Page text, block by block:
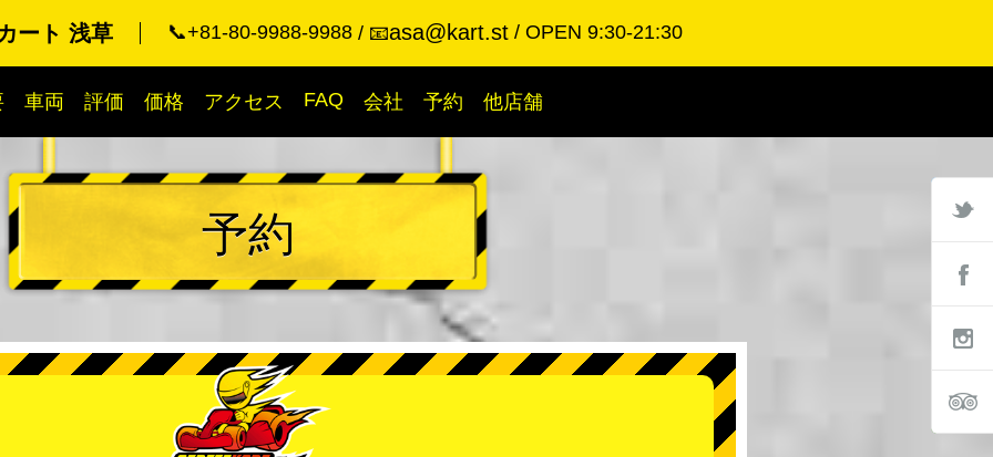
ート 浅草 📞+81-80-9988-9988 📧asa@kart.st OPEN 9:30-21:30
車両 評価 価格 アクセス FAQ 会社 予約 他店舗
予約